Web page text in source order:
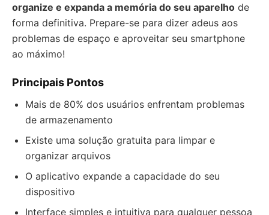
organize e expanda a memória do seu aparelho de
forma definitiva. Prepare-se para dizer adeus aos
problemas de espaço e aproveitar seu smartphone
ao máximo!
Principais Pontos
Mais de 80% dos usuários enfrentam problemas
de armazenamento
Existe uma solução gratuita para limpar e
organizar arquivos
O aplicativo expande a capacidade do seu
dispositivo
Interface simples e intuitiva para qualquer pessoa